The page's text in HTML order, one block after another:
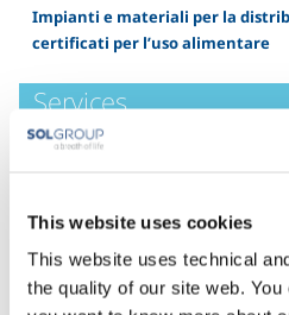
This website uses cookies
This website uses technical
the quality of our site web.
Impianti e materiali per la
certificati per l’uso alimentare
Services
Autoproduzione di azoto
Sanificazione degli ambienti
Gases